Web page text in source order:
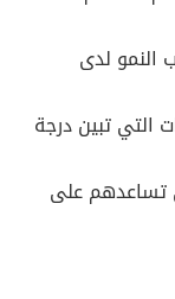
النمو لدى
التي تبين درجة
تساعدهم على